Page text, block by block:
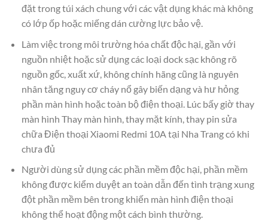
đặt trong túi xách chung với các vật dụng khác mà không
có lớp ốp hoặc miếng dán cường lực bảo vệ.
Làm việc trong môi trường hóa chất độc hại, gần với
nguồn nhiệt hoặc sử dụng các loại dock sạc không rõ
nguồn gốc, xuất xứ, không chính hãng cũng là nguyên
nhân tăng nguy cơ cháy nổ gây biến dạng và hư hỏng
phần màn hình hoặc toàn bộ điện thoại. Lúc bấy giờ thay
màn hình Thay màn hình, thay mặt kính, thay pin sửa
chữa Điện thoại Xiaomi Redmi 10A tại Nha Trang có khi
chưa đủ
Người dùng sử dụng các phần mềm độc hại, phần mềm
không được kiểm duyệt an toàn dẫn đến tình trạng xung
đột phần mềm bên trong khiến màn hình điện thoại
không thể hoạt động một cách bình thường.